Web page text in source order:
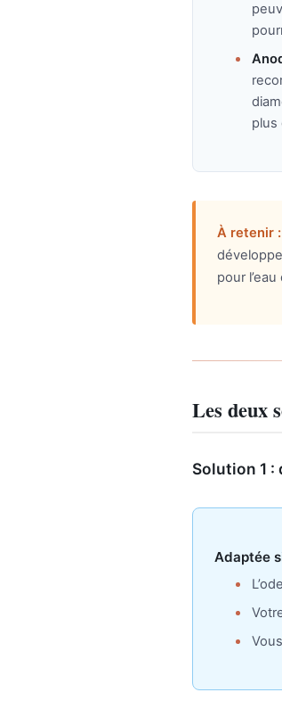
plus
À retenir :
pour
Les deux
Solution 1
Adaptée